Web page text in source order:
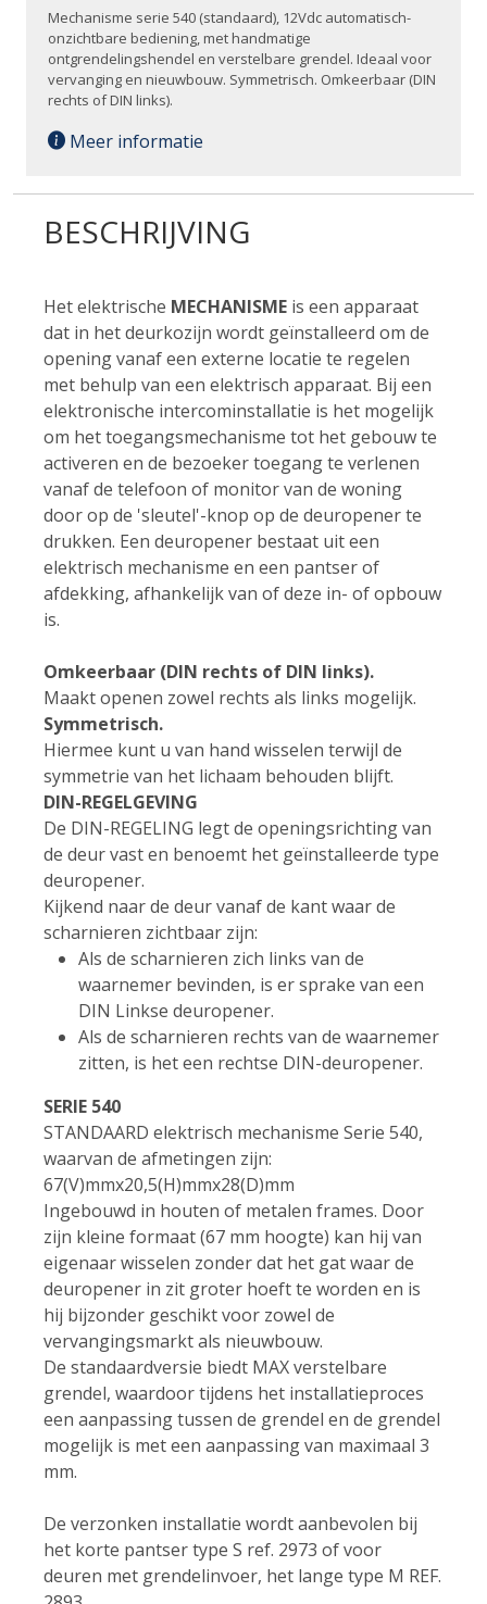
Mechanisme serie 540 (standaard), 12Vdc automatisch-
onzichtbare bediening, met handmatige
ontgrendelingshendel en verstelbare grendel. Ideaal voor
vervanging en nieuwbouw. Symmetrisch. Omkeerbaar (DIN
rechts of DIN links).
Meer informatie
BESCHRIJVING
Het elektrische MECHANISME is een apparaat
dat in het deurkozijn wordt geïnstalleerd om de
opening vanaf een externe locatie te regelen
met behulp van een elektrisch apparaat. Bij een
elektronische intercominstallatie is het mogelijk
om het toegangsmechanisme tot het gebouw te
activeren en de bezoeker toegang te verlenen
vanaf de telefoon of monitor van de woning
door op de 'sleutel'-knop op de deuropener te
drukken. Een deuropener bestaat uit een
elektrisch mechanisme en een pantser of
afdekking, afhankelijk van of deze in- of opbouw
is.
Omkeerbaar (DIN rechts of DIN links).
Maakt openen zowel rechts als links mogelijk.
Symmetrisch.
Hiermee kunt u van hand wisselen terwijl de
symmetrie van het lichaam behouden blijft.
DIN-REGELGEVING
De DIN-REGELING legt de openingsrichting van
de deur vast en benoemt het geïnstalleerde type
deuropener.
Kijkend naar de deur vanaf de kant waar de
scharnieren zichtbaar zijn:
Als de scharnieren zich links van de
waarnemer bevinden, is er sprake van een
DIN Linkse deuropener.
Als de scharnieren rechts van de waarnemer
zitten, is het een rechtse DIN-deuropener.
SERIE 540
STANDAARD elektrisch mechanisme Serie 540,
waarvan de afmetingen zijn:
67(V)mmx20,5(H)mmx28(D)mm
Ingebouwd in houten of metalen frames. Door
zijn kleine formaat (67 mm hoogte) kan hij van
eigenaar wisselen zonder dat het gat waar de
deuropener in zit groter hoeft te worden en is
hij bijzonder geschikt voor zowel de
vervangingsmarkt als nieuwbouw.
De standaardversie biedt MAX verstelbare
grendel, waardoor tijdens het installatieproces
een aanpassing tussen de grendel en de grendel
mogelijk is met een aanpassing van maximaal 3
mm.
De verzonken installatie wordt aanbevolen bij
het korte pantser type S ref. 2973 of voor
deuren met grendelinvoer, het lange type M REF.